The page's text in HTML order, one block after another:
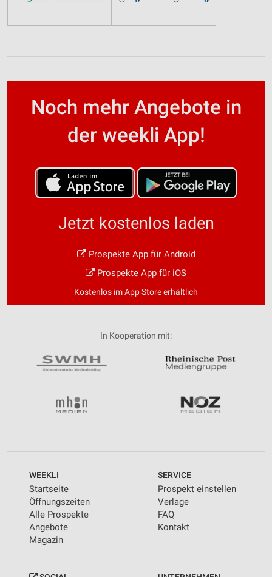
Noch mehr Angebote in
der weekli App!
Jetzt kostenlos laden
Prospekte App für Android
Prospekte App für iOS
Kostenlos im App Store erhältlich
In Kooperation mit:
WEEKLI
Startseite
Öffnungszeiten
Alle Prospekte
Angebote
Magazin
SERVICE
Prospekt einstellen
Verlage
FAQ
Kontakt